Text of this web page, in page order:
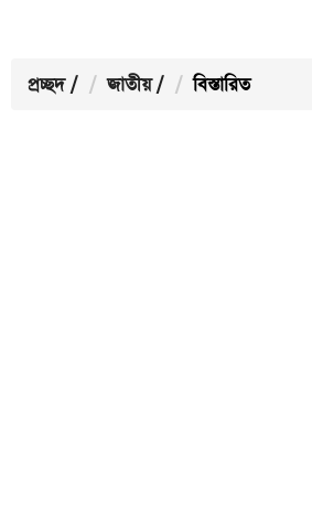
প্রচ্ছদ / জাতীয় / বিস্তারিত